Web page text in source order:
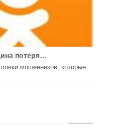
потеря…
мошенников, которые